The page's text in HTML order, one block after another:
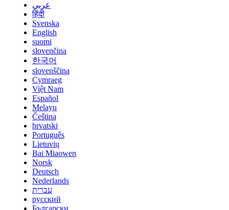
عربي
हिंदी
Svenska
English
suomi
slovenčina
한국어
slovenščina
Cymraeg
Việt Nam
Español
Melayu
Čeština
hrvatski
Português
Lietuvių
Bai Miaowen
Norsk
Deutsch
Nederlands
עברית
русский
Български